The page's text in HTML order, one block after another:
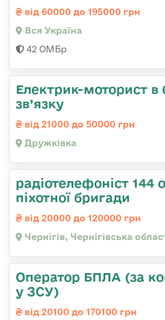
від 60000 до 195000 грн
Вся Україна
42 ОМБр
Електрик-моторист в
зв’язку
від 21000 до 50000 грн
Дружківка
радіотелефоніст 144
піхотної бригади
від 20000 до 120000 грн
Чернігів, Чернігівська
Оператор БПЛА (за
у ЗСУ)
від 20100 до 170100 грн